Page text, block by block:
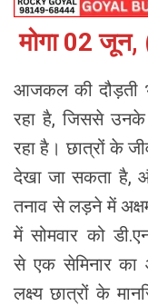
मोगा 02 जून,
आजकल की दौड़ती
रहा है, जिससे उनके
रहा है। छात्रों के
देखा जा सकता है,
तनाव से लड़ने में
में सोमवार को
से एक सेमिनार का
लक्ष्य छात्रों के